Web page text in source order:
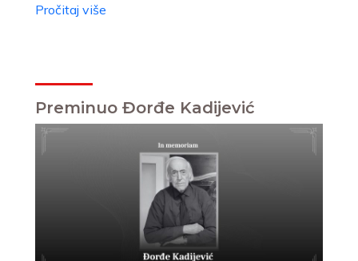
Pročitaj više
Preminuo Đorđe Kadijević